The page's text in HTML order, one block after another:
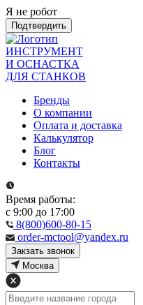
Я не робот
Подтвердить
ИНСТРУМЕНТ
И ОСНАСТКА
ДЛЯ СТАНКОВ
Бренды
О компании
Оплата и доставка
Калькулятор
Блог
Контакты
Время работы:
с 9:00 до 17:00
8(800)600-80-15
order-mctool@yandex.ru
Закзать звонок
Москва